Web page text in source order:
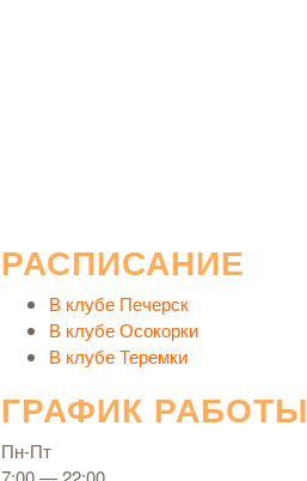
РАСПИСАНИЕ
В клубе Печерск
В клубе Осокорки
В клубе Теремки
ГРАФИК РАБОТЫ
Пн-Пт